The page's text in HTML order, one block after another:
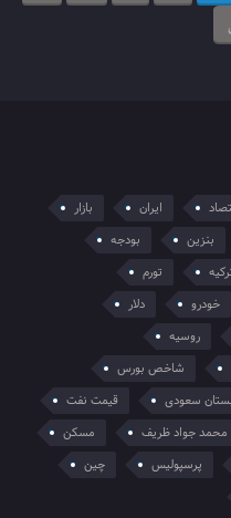
ایران
بازار
بنزین
بودجه
تورم
خودرو
دلار
روسیه
شاخص بورس
سعودی
قیمت نفت
محمد جواد ظریف
مسکن
پرسپولیس
چین